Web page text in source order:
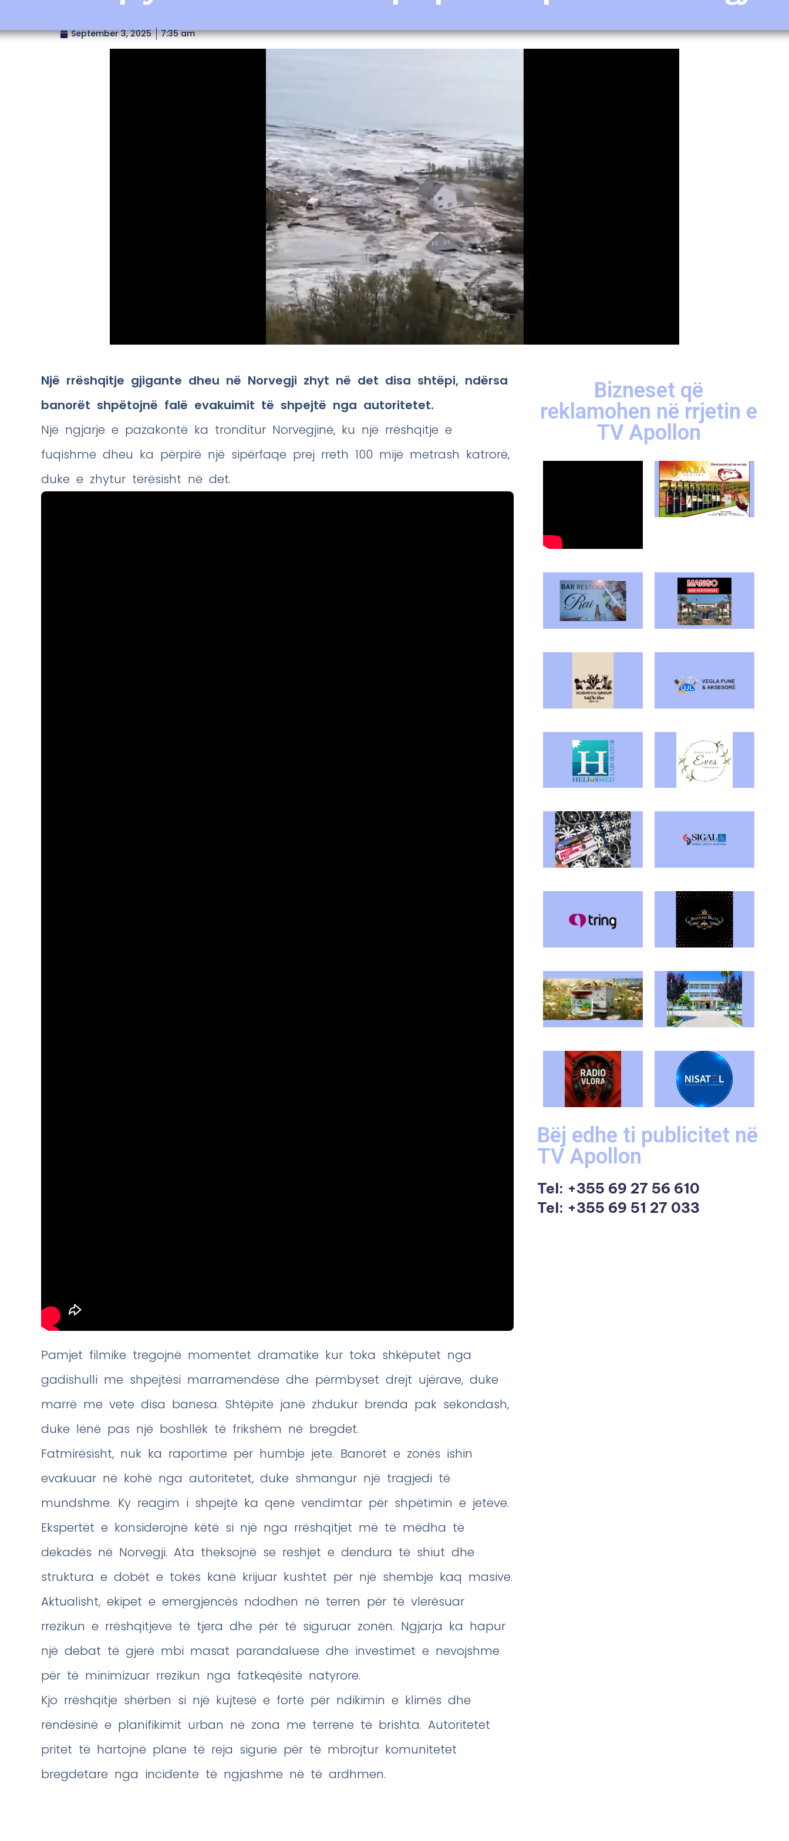
September 3, 2025 7:35 am
Një rrëshqitje gjigante dheu në Norvegji zhyt në det disa shtëpi, ndërsa
banorët shpëtojnë falë evakuimit të shpejtë nga autoritetet.
Një ngjarje e pazakontë ka tronditur Norvegjinë, ku një rrëshqitje e
fuqishme dheu ka përpirë një sipërfaqe prej rreth 100 mijë metrash katrorë,
duke e zhytur tërësisht në det.
Pamjet filmike tregojnë momentet dramatike kur toka shkëputet nga
gadishulli me shpejtësi marramendëse dhe përmbyset drejt ujërave, duke
marrë me vete disa banesa. Shtëpitë janë zhdukur brenda pak sekondash,
duke lënë pas një boshllëk të frikshëm në bregdet.
Fatmirësisht, nuk ka raportime për humbje jete. Banorët e zonës ishin
evakuuar në kohë nga autoritetet, duke shmangur një tragjedi të
mundshme. Ky reagim i shpejtë ka qenë vendimtar për shpëtimin e jetëve.
Ekspertët e konsiderojnë këtë si një nga rrëshqitjet më të mëdha të
dekadës në Norvegji. Ata theksojnë se reshjet e dendura të shiut dhe
struktura e dobët e tokës kanë krijuar kushtet për një shembje kaq masive.
Aktualisht, ekipet e emergjencës ndodhen në terren për të vlerësuar
rrezikun e rrëshqitjeve të tjera dhe për të siguruar zonën. Ngjarja ka hapur
një debat të gjerë mbi masat parandaluese dhe investimet e nevojshme
për të minimizuar rrezikun nga fatkeqësitë natyrore.
Kjo rrëshqitje shërben si një kujtesë e fortë për ndikimin e klimës dhe
rëndësinë e planifikimit urban në zona me terrene të brishta. Autoritetet
pritet të hartojnë plane të reja sigurie për të mbrojtur komunitetet
bregdetare nga incidente të ngjashme në të ardhmen.
Bizneset që
reklamohen në rrjetin e
TV Apollon
Bëj edhe ti publicitet në
TV Apollon
Tel: +355 69 27 56 610
Tel: +355 69 51 27 033